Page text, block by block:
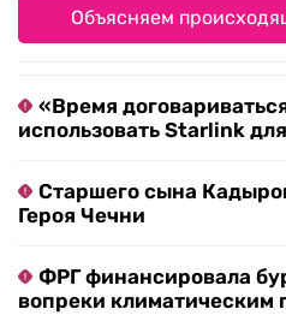
Объясняем
«Время
использовать Starlink
Старшего сына
Героя Чечни
ФРГ финансировала
вопреки климатическим